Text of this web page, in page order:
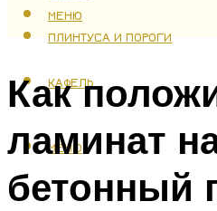
ПЛИНТУСА И ПОРОГИ
КАФЕЛЬ
МЕНЮ
МЕНЮ
Как
ламинат
бетонный